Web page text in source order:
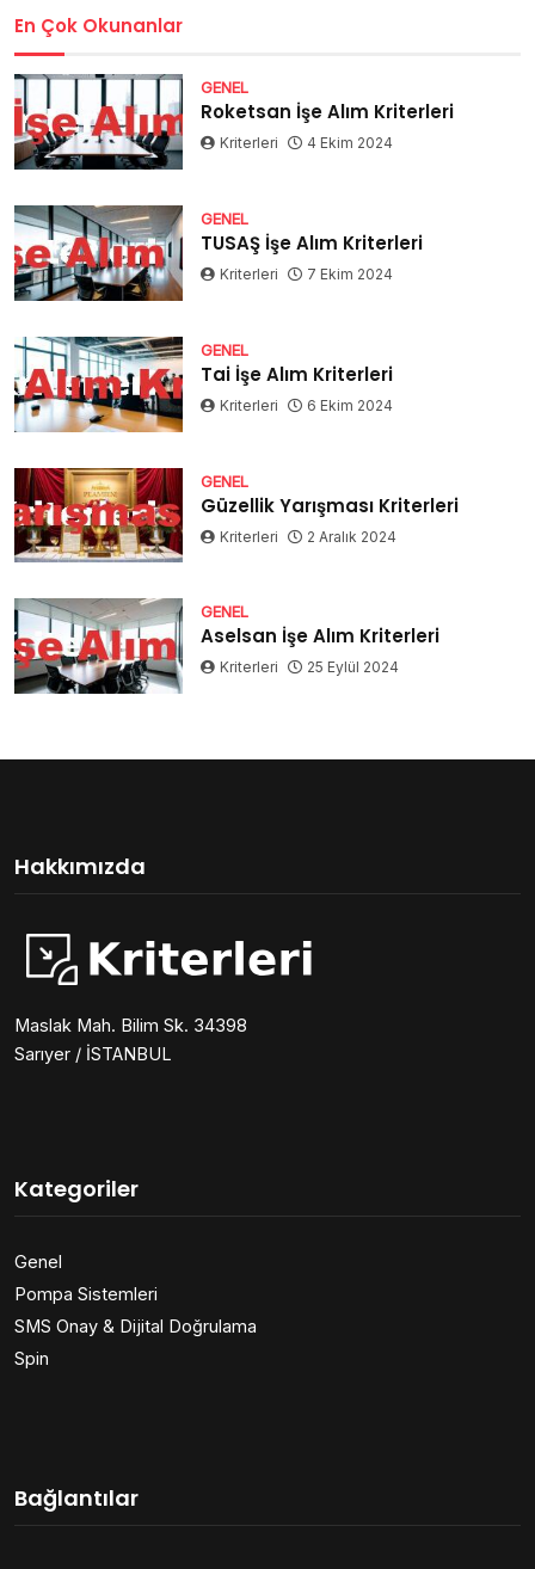
En Çok Okunanlar
GENEL
Roketsan İşe Alım Kriterleri
Kriterleri 4 Ekim 2024
GENEL
TUSAŞ İşe Alım Kriterleri
Kriterleri 7 Ekim 2024
GENEL
Tai İşe Alım Kriterleri
Kriterleri 6 Ekim 2024
GENEL
Güzellik Yarışması Kriterleri
Kriterleri 2 Aralık 2024
GENEL
Aselsan İşe Alım Kriterleri
Kriterleri 25 Eylül 2024
Hakkımızda
Maslak Mah. Bilim Sk. 34398
Sarıyer / İSTANBUL
Kategoriler
Genel
Pompa Sistemleri
SMS Onay & Dijital Doğrulama
Spin
Bağlantılar